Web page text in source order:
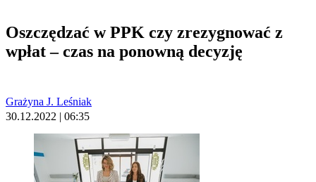
Oszczędzać w PPK czy zrezygnować z
wpłat – czas na ponowną decyzję
Grażyna J. Leśniak
30.12.2022 | 06:35